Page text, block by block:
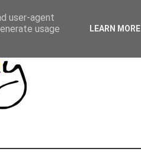
user-agent
usage
LEARN MORE